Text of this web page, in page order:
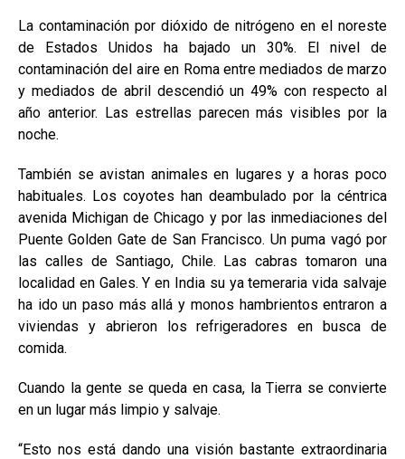
La contaminación por dióxido de nitrógeno en el noreste
de Estados Unidos ha bajado un 30%. El nivel de
contaminación del aire en Roma entre mediados de marzo
y mediados de abril descendió un 49% con respecto al
año anterior. Las estrellas parecen más visibles por la
noche.
También se avistan animales en lugares y a horas poco
habituales. Los coyotes han deambulado por la céntrica
avenida Michigan de Chicago y por las inmediaciones del
Puente Golden Gate de San Francisco. Un puma vagó por
las calles de Santiago, Chile. Las cabras tomaron una
localidad en Gales. Y en India su ya temeraria vida salvaje
ha ido un paso más allá y monos hambrientos entraron a
viviendas y abrieron los refrigeradores en busca de
comida.
Cuando la gente se queda en casa, la Tierra se convierte
en un lugar más limpio y salvaje.
“Esto nos está dando una visión bastante extraordinaria